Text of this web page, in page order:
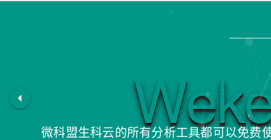
微科盟生科云的所有分析工具都可以免费
arrow_left